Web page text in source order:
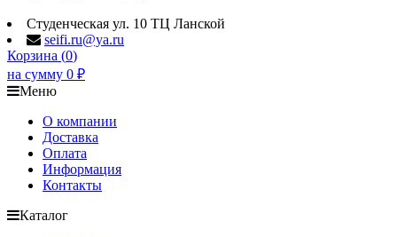
Студенческая ул. 10 ТЦ Ланской
seifi.ru@ya.ru
Корзина (0)
на сумму 0 ₽
Меню
О компании
Доставка
Оплата
Информация
Контакты
Каталог